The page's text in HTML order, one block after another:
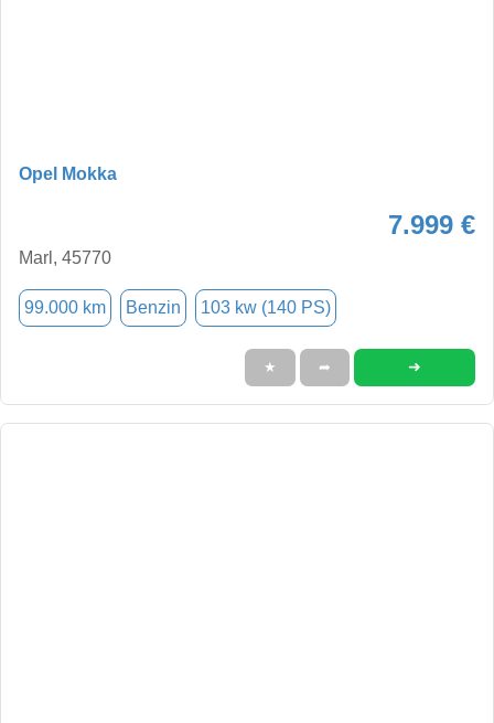
Opel Mokka
7.999 €
Marl, 45770
99.000 km Benzin 103 kw (140 PS)
★ ➦ ➜